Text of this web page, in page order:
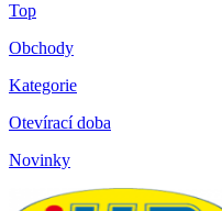
Top
Obchody
Kategorie
Otevírací doba
Novinky